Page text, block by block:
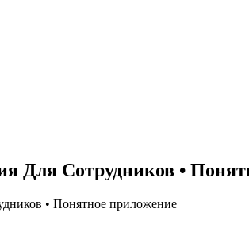
Для Сотрудников •
• Понятное приложение